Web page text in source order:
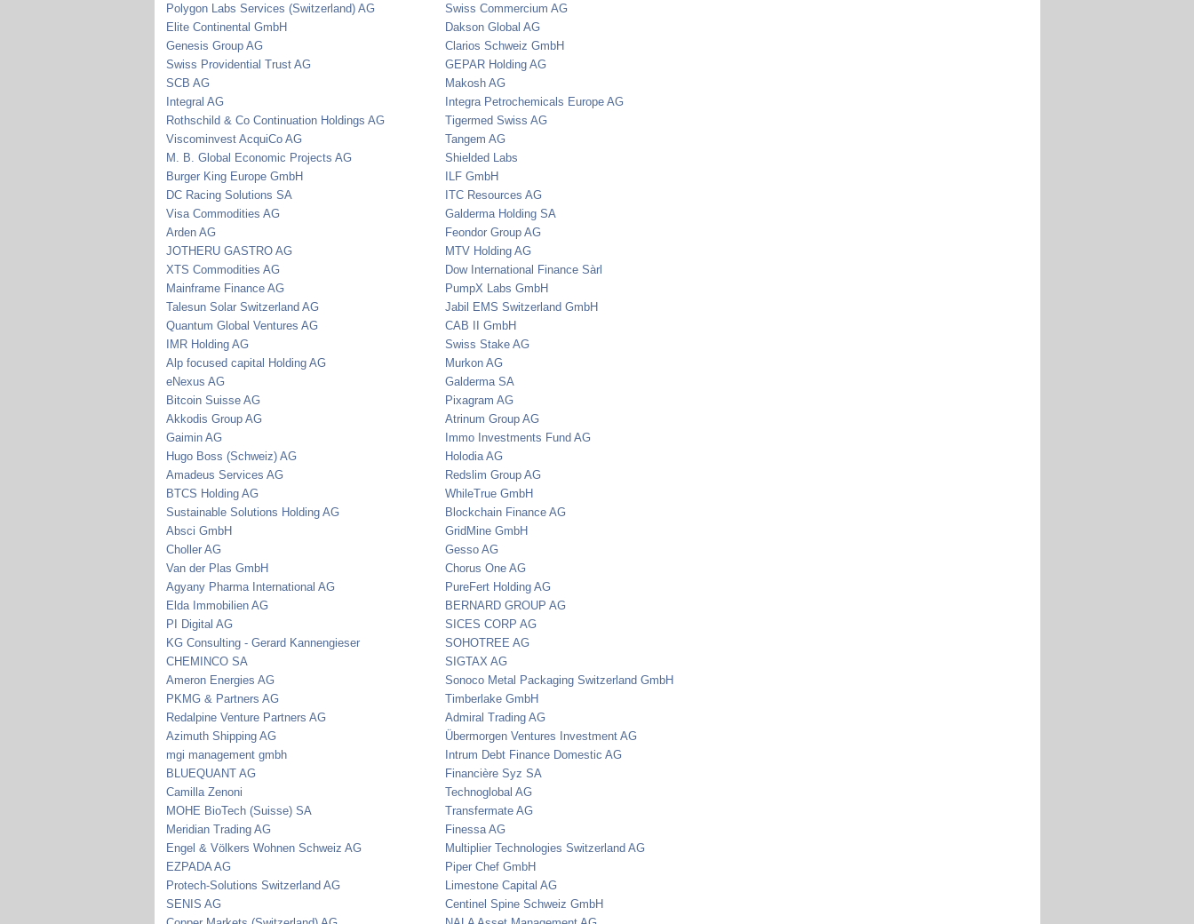
Polygon Labs Services (Switzerland) AG
Swiss Commercium AG
Elite Continental GmbH
Dakson Global AG
Genesis Group AG
Clarios Schweiz GmbH
Swiss Providential Trust AG
GEPAR Holding AG
SCB AG
Makosh AG
Integral AG
Integra Petrochemicals Europe AG
Rothschild & Co Continuation Holdings AG
Tigermed Swiss AG
Viscominvest AcquiCo AG
Tangem AG
M. B. Global Economic Projects AG
Shielded Labs
Burger King Europe GmbH
ILF GmbH
DC Racing Solutions SA
ITC Resources AG
Visa Commodities AG
Galderma Holding SA
Arden AG
Feondor Group AG
JOTHERU GASTRO AG
MTV Holding AG
XTS Commodities AG
Dow International Finance Sàrl
Mainframe Finance AG
PumpX Labs GmbH
Talesun Solar Switzerland AG
Jabil EMS Switzerland GmbH
Quantum Global Ventures AG
CAB II GmbH
IMR Holding AG
Swiss Stake AG
Alp focused capital Holding AG
Murkon AG
eNexus AG
Galderma SA
Bitcoin Suisse AG
Pixagram AG
Akkodis Group AG
Atrinum Group AG
Gaimin AG
Immo Investments Fund AG
Hugo Boss (Schweiz) AG
Holodia AG
Amadeus Services AG
Redslim Group AG
BTCS Holding AG
WhileTrue GmbH
Sustainable Solutions Holding AG
Blockchain Finance AG
Absci GmbH
GridMine GmbH
Choller AG
Gesso AG
Van der Plas GmbH
Chorus One AG
Agyany Pharma International AG
PureFert Holding AG
Elda Immobilien AG
BERNARD GROUP AG
PI Digital AG
SICES CORP AG
KG Consulting - Gerard Kannengieser
SOHOTREE AG
CHEMINCO SA
SIGTAX AG
Ameron Energies AG
Sonoco Metal Packaging Switzerland GmbH
PKMG & Partners AG
Timberlake GmbH
Redalpine Venture Partners AG
Admiral Trading AG
Azimuth Shipping AG
Übermorgen Ventures Investment AG
mgi management gmbh
Intrum Debt Finance Domestic AG
BLUEQUANT AG
Financière Syz SA
Camilla Zenoni
Technoglobal AG
MOHE BioTech (Suisse) SA
Transfermate AG
Meridian Trading AG
Finessa AG
Engel & Völkers Wohnen Schweiz AG
Multiplier Technologies Switzerland AG
EZPADA AG
Piper Chef GmbH
Protech-Solutions Switzerland AG
Limestone Capital AG
SENIS AG
Centinel Spine Schweiz GmbH